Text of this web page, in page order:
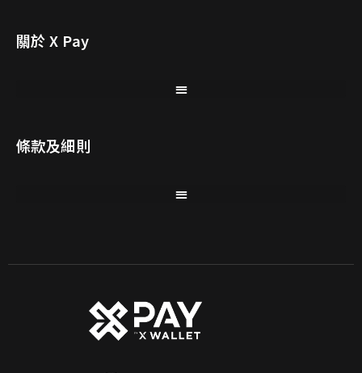
關於 X Pay
條款及細則